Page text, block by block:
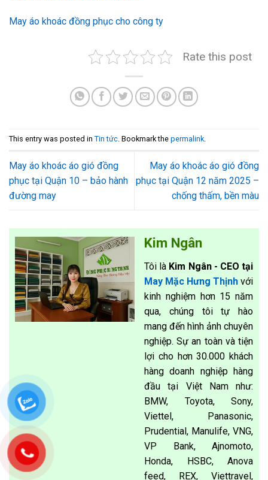
May áo khoác đồng phục cho công ty
Rate this post
This entry was posted in Tin tức. Bookmark the permalink.
May áo khoác áo gió đồng
phục tại Quận 10 – bảo hành
đường may
May áo khoác áo gió đồng
phục tại Quận 12 năm 2025 –
chống thấm, bền màu
Kim Ngân
Tôi là Kim Ngân - CEO tại
May Mặc Hưng Thịnh với
kinh nghiệm hơn 15 năm
qua, chúng tôi tự hào
mang đến hình ảnh chuyên
nghiệp. Sự an toàn và tiện
lợi cho hơn 30.000 khách
hàng doanh nghiệp hàng
đầu tại Việt Nam như:
BMW, Toyota, Sony,
Viettel, Panasonic,
Prudential, Manulife, VNG,
VP Bank, Ajnomoto,
Honda, HSBC, Anova
feed, REX, Viettravel,